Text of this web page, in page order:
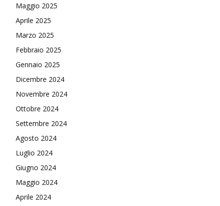
Maggio 2025
Aprile 2025
Marzo 2025
Febbraio 2025
Gennaio 2025
Dicembre 2024
Novembre 2024
Ottobre 2024
Settembre 2024
Agosto 2024
Luglio 2024
Giugno 2024
Maggio 2024
Aprile 2024